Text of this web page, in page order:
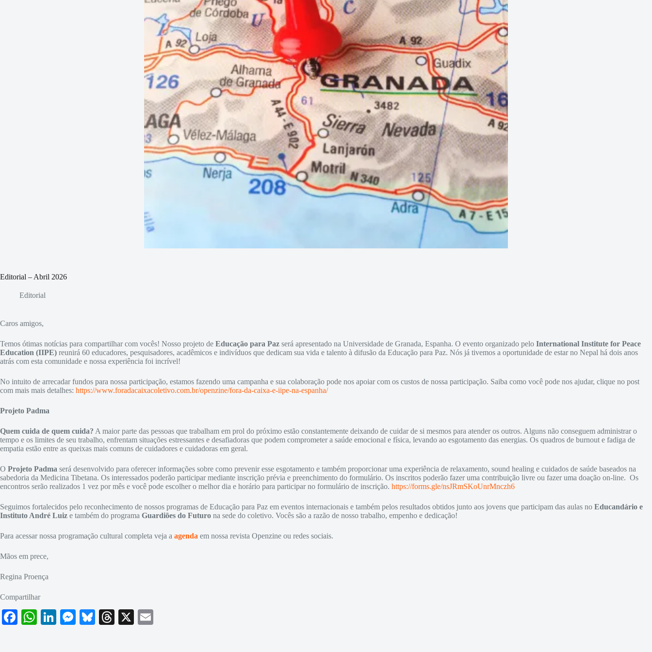
Editorial – Abril 2026
Editorial
Caros amigos,
Temos ótimas notícias para compartilhar com vocês! Nosso projeto de Educação para Paz será apresentado na Universidade de Granada, Espanha. O evento organizado pelo International Institute for Peace
Education (IIPE) reunirá 60 educadores, pesquisadores, acadêmicos e indivíduos que dedicam sua vida e talento à difusão da Educação para Paz. Nós já tivemos a oportunidade de estar no Nepal há dois anos
atrás com esta comunidade e nossa experiência foi incrível!
No intuito de arrecadar fundos para nossa participação, estamos fazendo uma campanha e sua colaboração pode nos apoiar com os custos de nossa participação. Saiba como você pode nos ajudar, clique no post
com mais mais detalhes: https://www.foradacaixacoletivo.com.br/openzine/fora-da-caixa-e-iipe-na-espanha/
Projeto Padma
Quem cuida de quem cuida? A maior parte das pessoas que trabalham em prol do próximo estão constantemente deixando de cuidar de si mesmos para atender os outros. Alguns não conseguem administrar o
tempo e os limites de seu trabalho, enfrentam situações estressantes e desafiadoras que podem comprometer a saúde emocional e física, levando ao esgotamento das energias. Os quadros de burnout e fadiga de
empatia estão entre as queixas mais comuns de cuidadores e cuidadoras em geral.
O Projeto Padma será desenvolvido para oferecer informações sobre como prevenir esse esgotamento e também proporcionar uma experiência de relaxamento, sound healing e cuidados de saúde baseados na
sabedoria da Medicina Tibetana. Os interessados poderão participar mediante inscrição prévia e preenchimento do formulário. Os inscritos poderão fazer uma contribuição livre ou fazer uma doação on-line. Os
encontros serão realizados 1 vez por mês e você pode escolher o melhor dia e horário para participar no formulário de inscrição. https://forms.gle/nsJRmSKoUnrMnczh6
Seguimos fortalecidos pelo reconhecimento de nossos programas de Educação para Paz em eventos internacionais e também pelos resultados obtidos junto aos jovens que participam das aulas no Educandário e
Instituto André Luiz e também do programa Guardiões do Futuro na sede do coletivo. Vocês são a razão de nosso trabalho, empenho e dedicação!
Para acessar nossa programação cultural completa veja a agenda em nossa revista Openzine ou redes sociais.
Mãos em prece,
Regina Proença
Compartilhar
Fa
W
Li
M
Bl
T
X